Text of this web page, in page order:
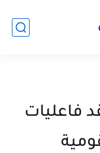
فاعليات